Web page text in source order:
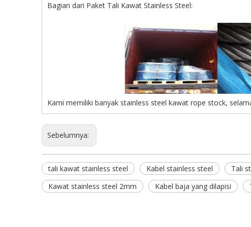
Bagian dari Paket Tali Kawat Stainless Steel:
Kami memiliki banyak stainless steel kawat rope stock,
Sebelumnya:
tali kawat stainless steel Kabel stainless steel Tali
Kawat stainless steel 2mm
Kabel baja yang dilapisi